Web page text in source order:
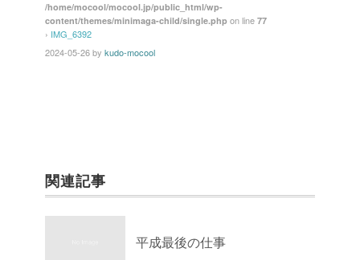
/home/mocool/mocool.jp/public_html/wp-
content/themes/minimaga-child/single.php on line 77
› IMG_6392
2024-05-26by kudo-mocool
関連記事
平成最後の仕事